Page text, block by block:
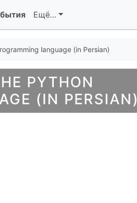
Ещё…
language (in Persian)
PYTHON
(IN PERSIAN)